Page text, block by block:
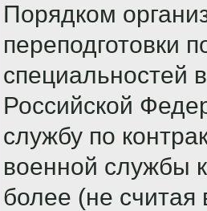
Порядком
переподготовки
специальностей
Российской
службу по
военной службы
более (не